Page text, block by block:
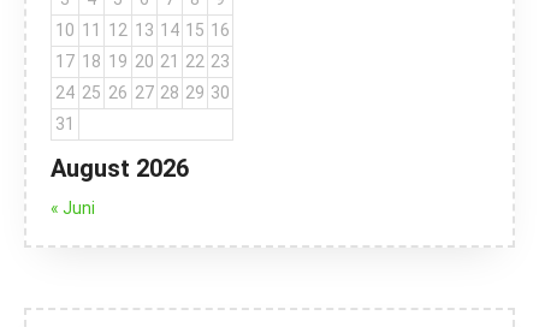
August 2026
10 11 12 13 14 15 16
17 18 19 20 21 22 23
24 25 26 27 28 29 30
31
« Juni